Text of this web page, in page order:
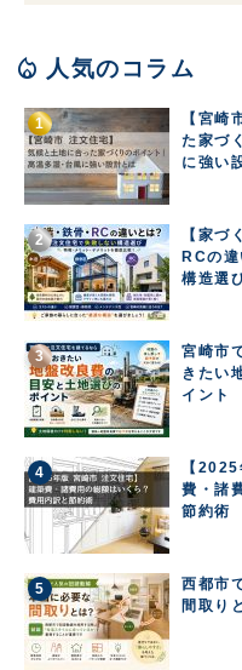
local_fire_department 人気のコラム
【宮崎
た家づ
に強い
【家づ
RCの
構造選
宮崎市
きたい
イント
【
費・諸
節約術
西都市
間取り